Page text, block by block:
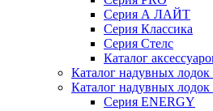
Серия А ЛАЙТ
Серия Классика
Серия Стелс
Каталог
Каталог надувных
Каталог надувных
Серия ENERGY